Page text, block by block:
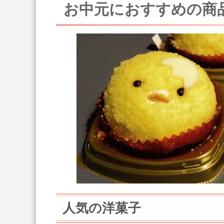
お中元におすすめの商
人気の洋菓子